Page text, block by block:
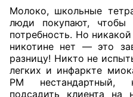
Молоко, школьные
люди покупают, чтобы
потребность. Но
никотине нет — это
разницу! Никто не
легких и инфаркте
РМ
подсадить клиента на